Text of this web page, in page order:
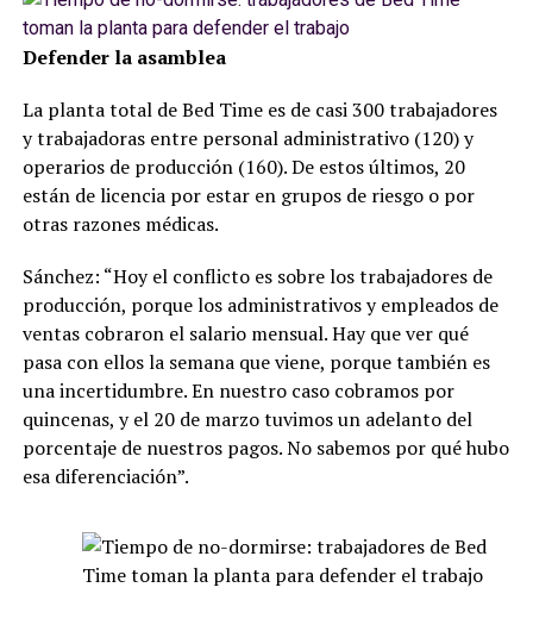
Defender la asamblea
La planta total de Bed Time es de casi 300 trabajadores
y trabajadoras entre personal administrativo (120) y
operarios de producción (160). De estos últimos, 20
están de licencia por estar en grupos de riesgo o por
otras razones médicas.
Sánchez: “Hoy el conflicto es sobre los trabajadores de
producción, porque los administrativos y empleados de
ventas cobraron el salario mensual. Hay que ver qué
pasa con ellos la semana que viene, porque también es
una incertidumbre. En nuestro caso cobramos por
quincenas, y el 20 de marzo tuvimos un adelanto del
porcentaje de nuestros pagos. No sabemos por qué hubo
esa diferenciación”.